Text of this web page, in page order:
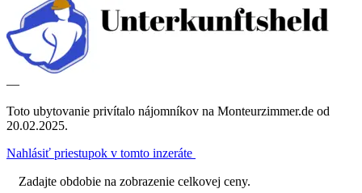
—
Toto ubytovanie privítalo nájomníkov na Monteurzimmer.de od
20.02.2025.
Nahlásiť priestupok v tomto inzeráte
Zadajte obdobie na zobrazenie celkovej ceny.